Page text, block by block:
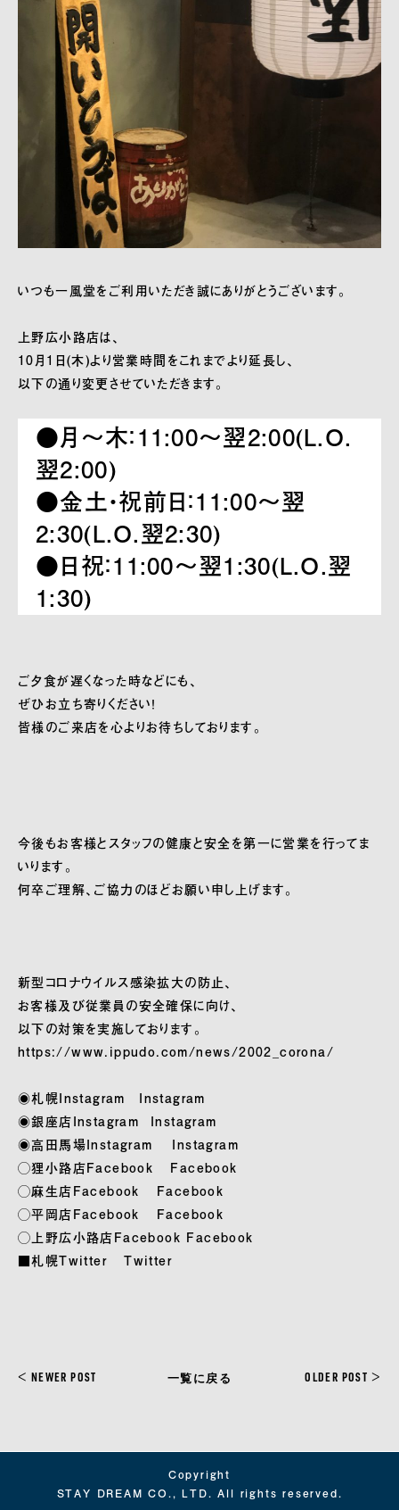
いつも一風堂をご利用いただき誠にありがとうございます。
上野広小路店は、
10月1日(木)より営業時間をこれまでより延長し、
以下の通り変更させていただきます。
●月～木：11:00〜翌2:00(L.O.
翌2:00)
●金土・祝前日：11:00〜翌
2:30(L.O.翌2:30)
●日祝：11:00〜翌1:30(L.O.翌
1:30)
ご夕食が遅くなった時などにも、
ぜひお立ち寄りください！
皆様のご来店を心よりお待ちしております。
今後もお客様とスタッフの健康と安全を第一に営業を行ってま
いります。
何卒ご理解、ご協力のほどお願い申し上げます。
新型コロナウイルス感染拡大の防止、
お客様及び従業員の安全確保に向け、
以下の対策を実施しております。
https://www.ippudo.com/news/2002_corona/
◉札幌Instagram Instagram
◉銀座店Instagram Instagram
◉高田馬場Instagram Instagram
◯狸小路店Facebook Facebook
◯麻生店Facebook Facebook
◯平岡店Facebook Facebook
◯上野広小路店Facebook Facebook
■札幌TwitterTwitter
< NEWER POST 一覧に戻る OLDER POST >
Copyright
STAY DREAM CO., LTD. All rights reserved.